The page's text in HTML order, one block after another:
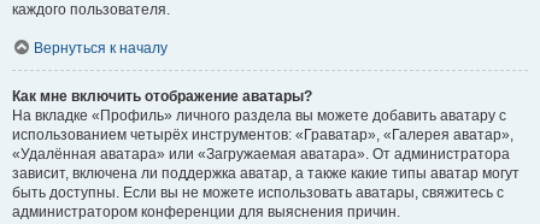
каждого пользователя.
Вернуться к началу
Как мне включить отображение аватары?
На вкладке «Профиль» личного раздела вы можете добавить аватару с
использованием четырёх инструментов: «Граватар», «Галерея аватар»,
«Удалённая аватара» или «Загружаемая аватара». От администратора
зависит, включена ли поддержка аватар, а также какие типы аватар могут
быть доступны. Если вы не можете использовать аватары, свяжитесь с
администратором конференции для выяснения причин.